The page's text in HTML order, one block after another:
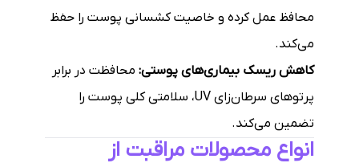
محافظ عمل کرده و خاصیت کشسانی پوست را حفظ
می‌کند.
کاهش ریسک بیماری‌های پوستی: محافظت در برابر
پرتوهای سرطان‌زای UV، سلامتی کلی پوست را
تضمین می‌کند.
انواع محصولات مراقبت از